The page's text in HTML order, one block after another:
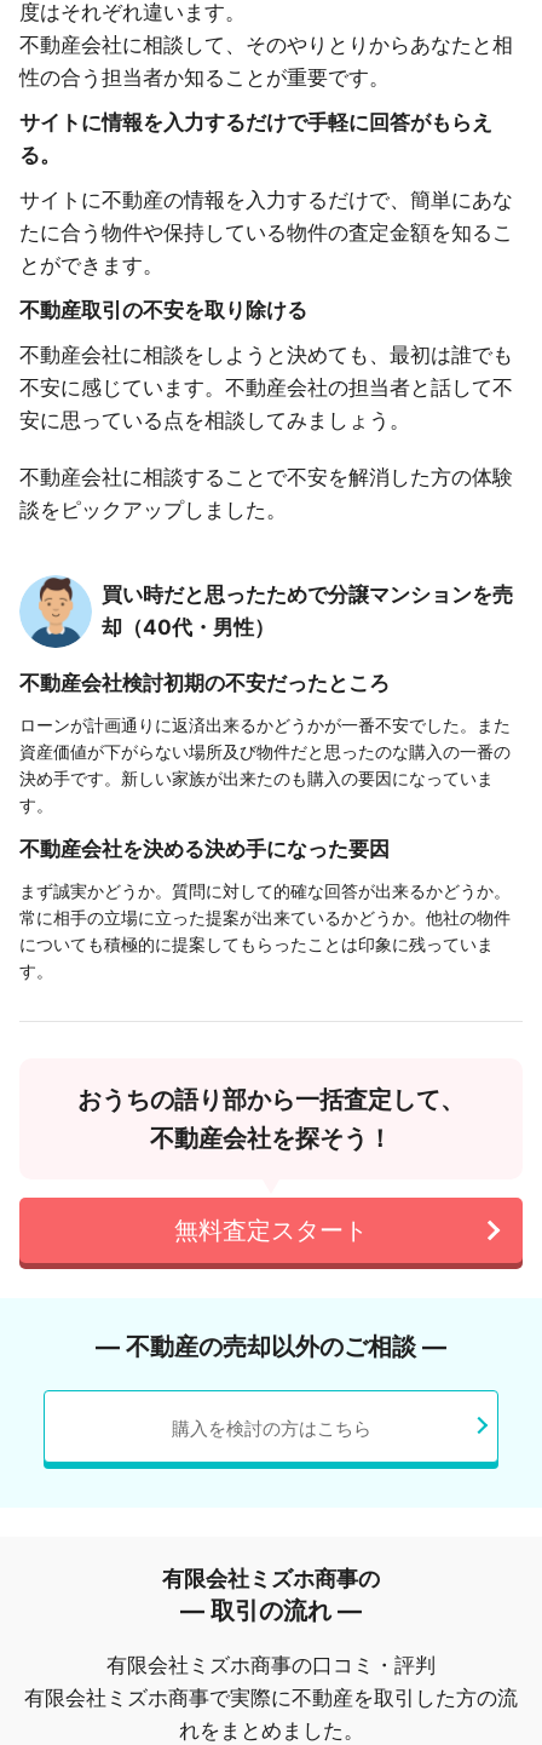
度はそれぞれ違います。
不動産会社に相談して、そのやりとりからあなたと相
性の合う担当者か知ることが重要です。
サイトに情報を入力するだけで手軽に回答がもらえ
る。
サイトに不動産の情報を入力するだけで、簡単にあな
たに合う物件や保持している物件の査定金額を知るこ
とができます。
不動産取引の不安を取り除ける
不動産会社に相談をしようと決めても、最初は誰でも
不安に感じています。不動産会社の担当者と話して不
安に思っている点を相談してみましょう。
不動産会社に相談することで不安を解消した方の体験
談をピックアップしました。
買い時だと思ったためで分譲マンションを売
却（40代・男性）
不動産会社検討初期の不安だったところ
ローンが計画通りに返済出来るかどうかが一番不安でした。また
資産価値が下がらない場所及び物件だと思ったのな購入の一番の
決め手です。新しい家族が出来たのも購入の要因になっていま
す。
不動産会社を決める決め手になった要因
まず誠実かどうか。質問に対して的確な回答が出来るかどうか。
常に相手の立場に立った提案が出来ているかどうか。他社の物件
についても積極的に提案してもらったことは印象に残っていま
す。
おうちの語り部から一括査定して、
不動産会社を探そう！
無料査定スタート
― 不動産の売却以外のご相談 ―
購入を検討の方はこちら
有限会社ミズホ商事の
― 取引の流れ ―
有限会社ミズホ商事の口コミ・評判
有限会社ミズホ商事で実際に不動産を取引した方の流
れをまとめました。